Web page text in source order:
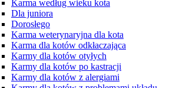
Karma według wieku kota
Dla juniora
Dorosłego
Karma weterynaryjna dla kota
Karma dla kotów odkłaczająca
Karmy dla kotów otyłych
Karmy dla kotów po kastracji
Karmy dla kotów z alergiami